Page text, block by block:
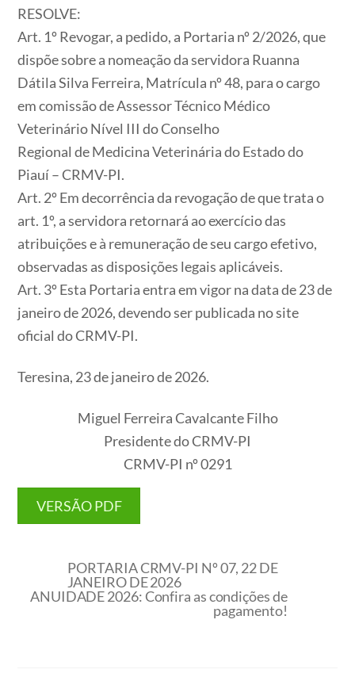
RESOLVE:
Art. 1º Revogar, a pedido, a Portaria nº 2/2026, que
dispõe sobre a nomeação da servidora Ruanna
Dátila Silva Ferreira, Matrícula nº 48, para o cargo
em comissão de Assessor Técnico Médico
Veterinário Nível III do Conselho
Regional de Medicina Veterinária do Estado do
Piauí – CRMV-PI.
Art. 2º Em decorrência da revogação de que trata o
art. 1º, a servidora retornará ao exercício das
atribuições e à remuneração de seu cargo efetivo,
observadas as disposições legais aplicáveis.
Art. 3º Esta Portaria entra em vigor na data de 23 de
janeiro de 2026, devendo ser publicada no site
oficial do CRMV-PI.
Teresina, 23 de janeiro de 2026.
Miguel Ferreira Cavalcante Filho
Presidente do CRMV-PI
CRMV-PI nº 0291
VERSÃO PDF
PORTARIA CRMV-PI Nº 07, 22 DE
JANEIRO DE 2026
ANUIDADE 2026: Confira as condições de
pagamento!